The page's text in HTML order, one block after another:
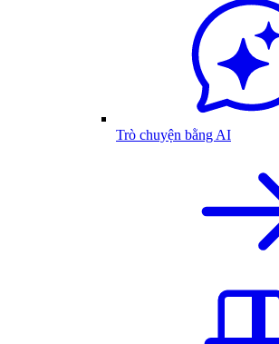
Trò chuyện bằng AI